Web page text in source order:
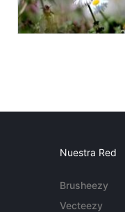
Nuestra Red
Brusheezy
Vecteezy